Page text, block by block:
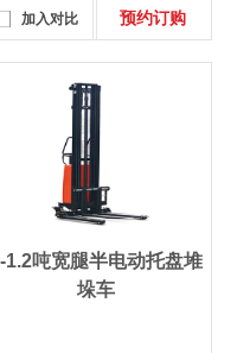
加入对比 预约订购
1.2吨宽腿半电动托盘堆
垛车